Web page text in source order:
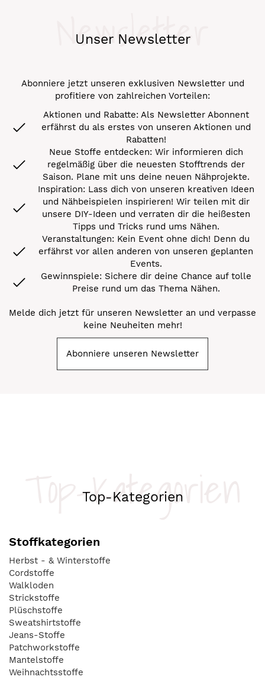
Unser Newsletter
Newsletter
Abonniere jetzt unseren exklusiven Newsletter und
profitiere von zahlreichen Vorteilen:
Aktionen und Rabatte: Als Newsletter Abonnent
erfährst du als erstes von unseren Aktionen und
Rabatten!
Neue Stoffe entdecken: Wir informieren dich
regelmäßig über die neuesten Stofftrends der
Saison. Plane mit uns deine neuen Nähprojekte.
Inspiration: Lass dich von unseren kreativen Ideen
und Nähbeispielen inspirieren! Wir teilen mit dir
unsere DIY-Ideen und verraten dir die heißesten
Tipps und Tricks rund ums Nähen.
Veranstaltungen: Kein Event ohne dich! Denn du
erfährst vor allen anderen von unseren geplanten
Events.
Gewinnspiele: Sichere dir deine Chance auf tolle
Preise rund um das Thema Nähen.
Melde dich jetzt für unseren Newsletter an und verpasse
keine Neuheiten mehr!
Abonniere unseren Newsletter
Top-Kategorien
Top-Kategorien
Stoffkategorien
Herbst - & Winterstoffe
Cordstoffe
Walkloden
Strickstoffe
Plüschstoffe
Sweatshirtstoffe
Jeans-Stoffe
Patchworkstoffe
Mantelstoffe
Weihnachtsstoffe